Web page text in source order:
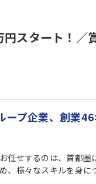
スタート！／
プ企業、創業
お任せするのは、首都圏
め、様々なスキルを身に